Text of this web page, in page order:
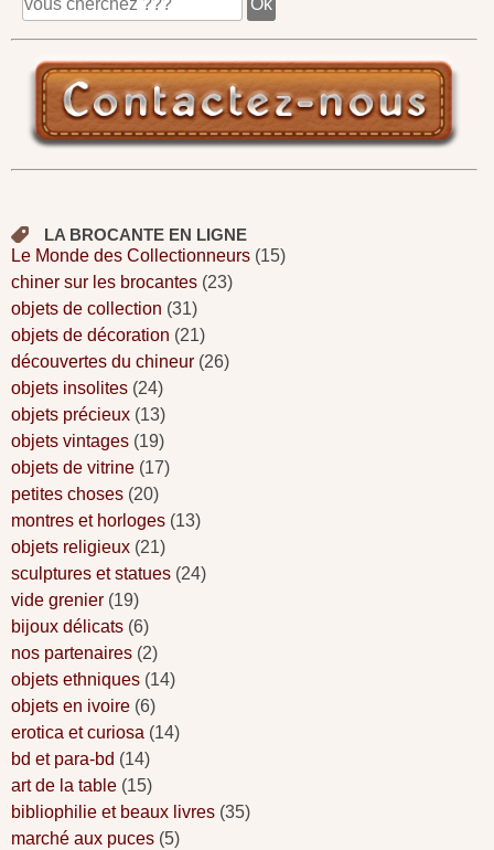
LA BROCANTE EN LIGNE
Le Monde des Collectionneurs (15)
chiner sur les brocantes (23)
objets de collection (31)
objets de décoration (21)
découvertes du chineur (26)
objets insolites (24)
objets précieux (13)
objets vintages (19)
objets de vitrine (17)
petites choses (20)
montres et horloges (13)
objets religieux (21)
sculptures et statues (24)
vide grenier (19)
bijoux délicats (6)
nos partenaires (2)
objets ethniques (14)
objets en ivoire (6)
erotica et curiosa (14)
bd et para-bd (14)
art de la table (15)
bibliophilie et beaux livres (35)
marché aux puces (5)